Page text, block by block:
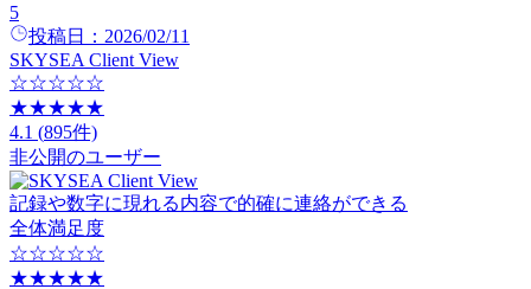
5
投稿日： 2026/02/11
SKYSEA Client View
☆☆☆☆☆
★★★★★
4.1 (895件)
非公開のユーザー
記録や数字に現れる内容で的確に連絡ができる
全体満足度
☆☆☆☆☆
★★★★★